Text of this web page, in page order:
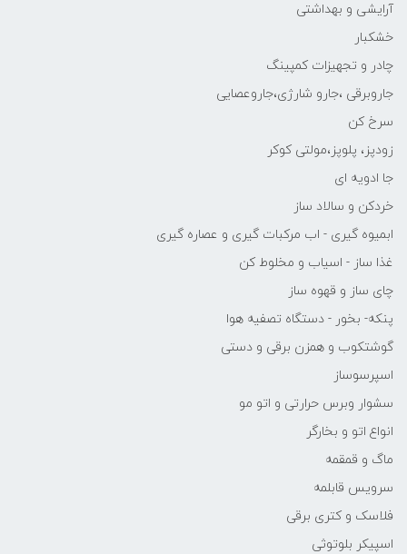
آرایشی و بهداشتی
خشکبار
چادر و تجهیزات کمپینگ
جاروبرقی ،جارو شارژی،جاروعصایی
سرخ کن
زودپز، پلوپز،مولتی کوکر
جا ادویه ای
خردکن و سالاد ساز
ابمیوه گیری - اب مرکبات گیری و عصاره گیری
غذا ساز - اسیاب و مخلوط کن
چای ساز و قهوه ساز
پنکه- بخور - دستگاه تصفیه هوا
گوشتکوب و همزن برقی و دستی
اسپرسوساز
سشوار وبرس حرارتی و اتو مو
انواع اتو و بخارگر
ماگ و قمقمه
سرویس قابلمه
فلاسک و کتری برقی
اسپیکر بلوتوثی